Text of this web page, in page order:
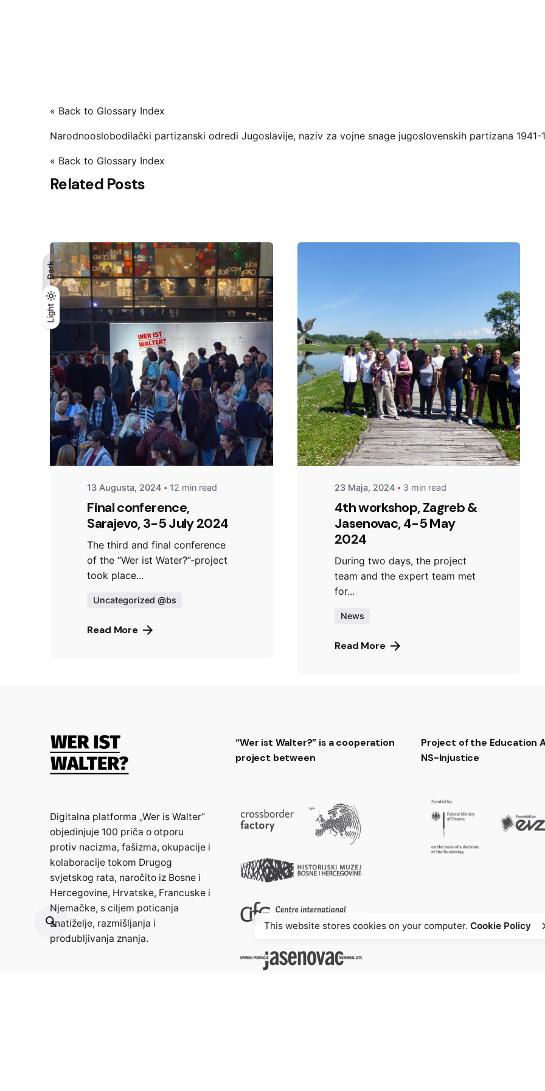
Light
Dark
Light
Dark
« Back to Glossary Index
Narodnooslobodilački partizanski odredi Jugoslavije, naziv za vojne snage jugoslovenskih partizana 1941-
« Back to Glossary Index
Related Posts
Posted by
admin
13 Augusta, 2024 12 min read
Final conference,
Sarajevo, 3-5 July 2024
The third and final conference
of the “Wer ist Water?”-project
took place...
Uncategorized @bs
Read More
Posted by
admin
23 Maja, 2024 3 min read
4th workshop, Zagreb &
Jasenovac, 4-5 May
2024
During two days, the project
team and the expert team met
for...
News
Read More
Digitalna platforma „Wer is Walter“
objedinjuje 100 priča o otporu
protiv nacizma, fašizma, okupacije i
kolaboracije tokom Drugog
svjetskog rata, naročito iz Bosne i
Hercegovine, Hrvatske, Francuske i
Njemačke, s ciljem poticanja
znatiželje, razmišljanja i
produbljivanja znanja.
“Wer ist Walter?” is a cooperation
project between
Project of the Education
NS-Injustice
This website stores cookies on your computer.Cookie Policy